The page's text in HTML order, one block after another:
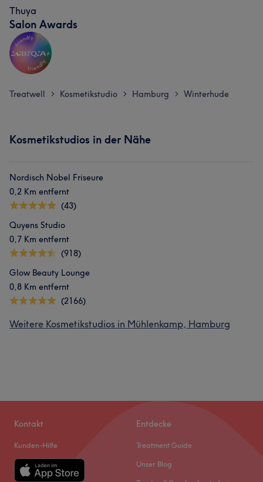
Thuya
Salon Awards
Treatwell > Kosmetikstudio > Hamburg > Winterhude
Kosmetikstudios in der Nähe
Nordisch Nobel Friseure
0,2 Km entfernt
(43)
Quyens Studio
0,7 Km entfernt
(918)
Glow Beauty Lounge
0,8 Km entfernt
(2166)
Weitere Kosmetikstudios in Mühlenkamp, Hamburg
Kontakt
Kunden-Hilfe
Entdecke
Treatment Guide
Unser Blog